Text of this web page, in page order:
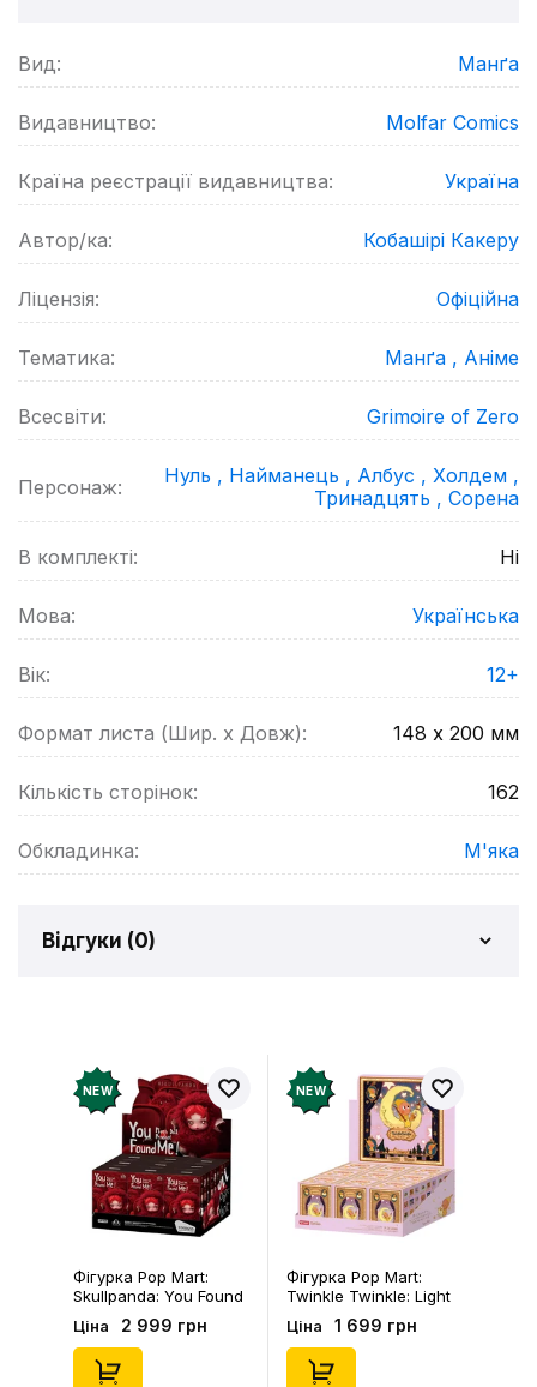
Вид: Манґа
Видавництво: Molfar Comics
Країна реєстрації видавництва: Україна
Автор/ка: Кобашірі Какеру
Ліцензія: Офіційна
Тематика: Манґа , Аніме
Всесвіти: Grimoire of Zero
Персонаж: Нуль , Найманець , Албус , Холдем ,
Тринадцять , Сорена
В комплекті: Ні
Мова: Українська
Вік: 12+
Формат листа (Шир. х Довж): 148 х 200 мм
Кількість сторінок: 162
Обкладинка: М'яка
Відгуки (0)
Додайте відгук і отримайте 50 грн на свій
рахунок
Залишити відгук
NEW
Фігурка Pop Mart:
Skullpanda: You Found
Me!: Plush Doll Pendant
Series (Blind Box: 1 з
10) (Secret Edition),
(29347)
Ціна 2 999 грн
NEW
Фігурка Pop Mart:
Twinkle Twinkle: Light
Up: Scene Sets Series
(Blind Box: 1 з 10)
(Secret Edition),
(21372)
Ціна 1 699 грн